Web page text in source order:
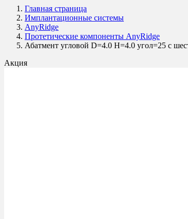
Главная страница
Имплантационные системы
AnyRidge
Протетические компоненты AnyRidge
Абатмент угловой D=4.0 H=4.0 угол=25 с
Акция